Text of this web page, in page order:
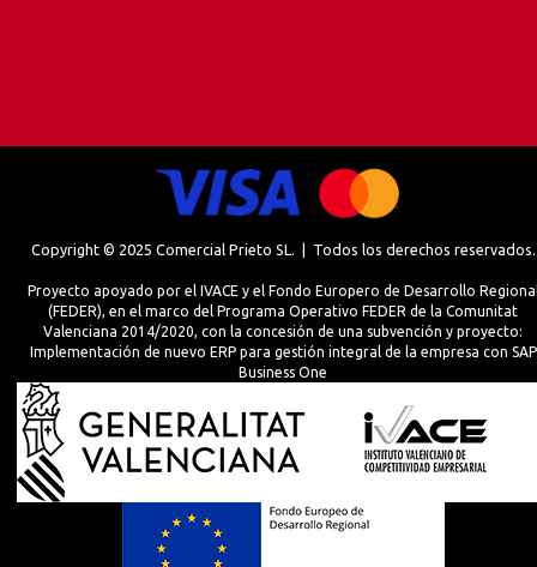
Copyright © 2025 Comercial Prieto SL. | Todos los derechos reservados.
Proyecto apoyado por el IVACE y el Fondo Europero de Desarrollo
(FEDER), en el marco del Programa Operativo FEDER de la Comunitat
Valenciana 2014/2020, con la concesión de una subvención y proyecto:
Implementación de nuevo ERP para gestión integral de la empresa con SAP
Business One